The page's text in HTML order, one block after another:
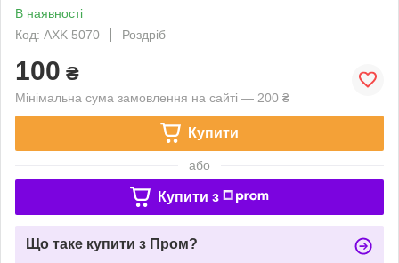
В наявності
Код: AXK 5070
Роздріб
100 ₴
Мінімальна сума замовлення на сайті — 200 ₴
Купити
або
Купити з
Що таке купити з Пром?